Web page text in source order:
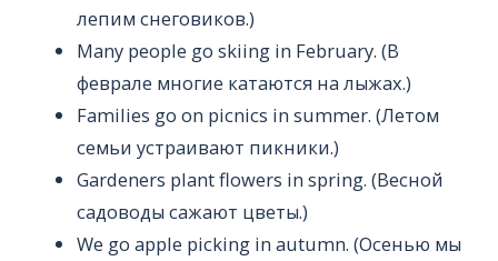
лепим снеговиков.)
Many people go skiing in February. (В
феврале многие катаются на лыжах.)
Families go on picnics in summer. (Летом
семьи устраивают пикники.)
Gardeners plant flowers in spring. (Весной
садоводы сажают цветы.)
We go apple picking in autumn. (Осенью мы